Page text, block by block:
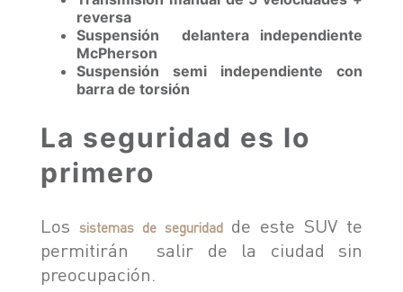
reversa
Suspensión delantera independiente
McPherson
Suspensión semi independiente con
barra de torsión
La seguridad es lo
primero
Los sistemas de seguridadde este SUV te
permitirán salir de la ciudad sin
preocupación.